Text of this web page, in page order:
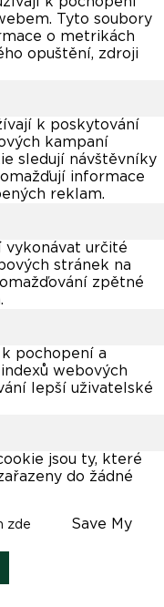
Tyto soubory
o metrikách
opuštění, zdroji
k poskytování
kampaní
sledují návštěvníky
informace
reklam.
vykonávat určité
stránek na
zpětné
pochopení a
webových
lepší uživatelské
jsou ty, které
do žádné
zde Save My